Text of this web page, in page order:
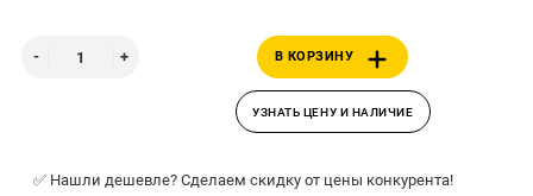
В КОРЗИНУ
УЗНАТЬ ЦЕНУ И НАЛИЧИЕ
✅ Нашли дешевле? Сделаем скидку от цены конкурента!